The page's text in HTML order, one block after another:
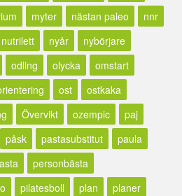
myter nästan paleo
nnr
nutrilett nyår
nybörjare
odling olycka
omstart
ost
ostkaka
Övervikt ozempic
paj
påsk pastasubstitut
paula
personbästa
pilatesboll plan
planer